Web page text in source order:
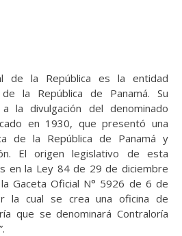
de la República es la entidad
la República de Panamá. Su
la divulgación del denominado
en 1930, que presentó una
de la República de Panamá y
El origen legislativo de esta
en la Ley 84 de 29 de diciembre
Gaceta Oficial N° 5926 de 6 de
la cual se crea una oficina de
que se denominará Contraloría